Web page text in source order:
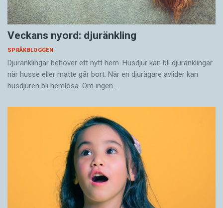
Veckans nyord: djuränkling
SPRÅKBLOGGEN
Djuränklingar behöver ett nytt hem. Husdjur kan bli djuränklingar
när husse eller matte går bort. När en djurägare avlider kan
husdjuren bli hemlösa. Om ingen…